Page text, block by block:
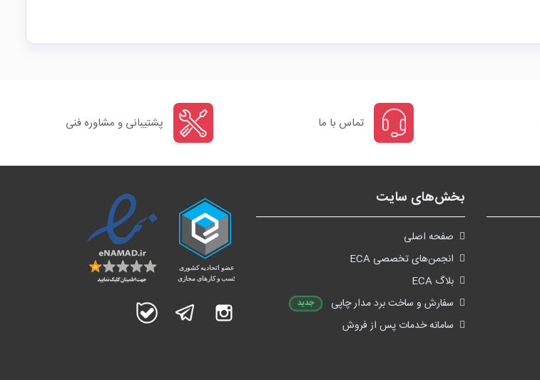
تماس با ما پشتیبانی و مشاوره فنی
بخش‌های سایت
صفحه اصلی
انجمن‌های تخصصی ECA
بلاگ ECA
سفارش و ساخت برد مدار چاپی
جدید
سامانه خدمات پس از فروش
اینستاگرام تلگرام